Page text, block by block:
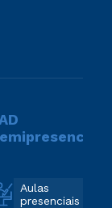
Aulas
presenciais